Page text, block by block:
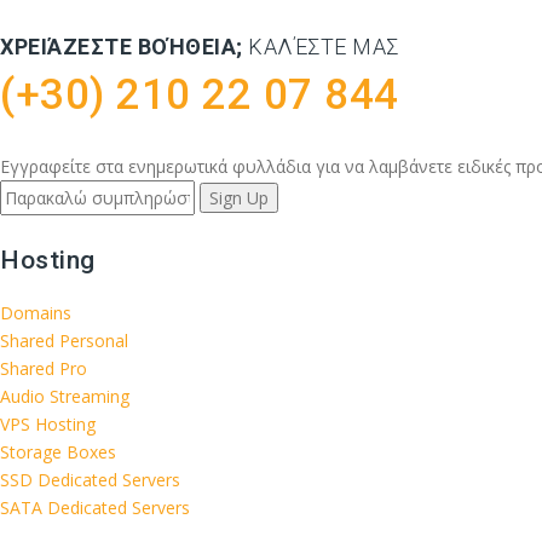
ΧΡΕΙΆΖΕΣΤΕ ΒΟΉΘΕΙΑ; ΚΑΛΈΣΤΕ ΜΑΣ
(+30) 210 22 07 844
Εγγραφείτε στα ενημερωτικά φυλλάδια για να λαμβάνετε ειδικές
Hosting
Domains
Shared Personal
Shared Pro
Audio Streaming
VPS Hosting
Storage Boxes
SSD Dedicated Servers
SATA Dedicated Servers